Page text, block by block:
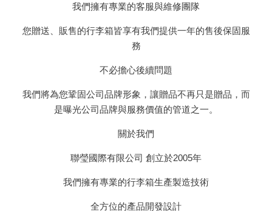
我們擁有專業的客服與維修團隊
您贈送、販售的行李箱皆享有我們提供一年的售後保固服
務
不必擔心後續問題
我們將為您鞏固公司品牌形象，讓贈品不再只是贈品，而
是曝光公司品牌與服務價值的管道之一。
關於我們
聯瑩國際有限公司 創立於2005年
我們擁有專業的行李箱生產製造技術
全方位的產品開發設計